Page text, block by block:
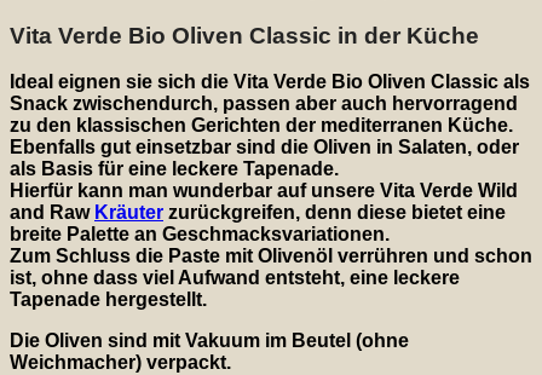
Vita Verde Bio Oliven Classic in der Küche
Ideal eignen sie sich die Vita Verde Bio Oliven Classic als
Snack zwischendurch, passen aber auch hervorragend
zu den klassischen Gerichten der mediterranen Küche.
Ebenfalls gut einsetzbar sind die Oliven in Salaten, oder
als Basis für eine leckere Tapenade.
Hierfür kann man wunderbar auf unsere Vita Verde Wild
and Raw Kräuter zurückgreifen, denn diese bietet eine
breite Palette an Geschmacksvariationen.
Zum Schluss die Paste mit Olivenöl verrühren und schon
ist, ohne dass viel Aufwand entsteht, eine leckere
Tapenade hergestellt.
Die Oliven sind mit Vakuum im Beutel (ohne
Weichmacher) verpackt.